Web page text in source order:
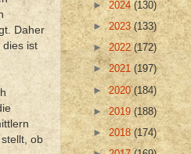
Daher
dies ist
ob
►2024(130)
►2023(133)
►2022 (172)
►2021 (197)
►2020(184)
►2019(188)
►2018(174)